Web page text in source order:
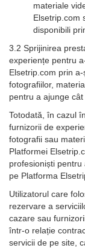
materiale
Elsetrip.com
disponibili
3.2 Sprijinirea
experiențe pentru
Elsetrip.com prin
fotografiilor,
pentru a ajunge
Totodată, în cazul
furnizorii de
fotografii sau
Platformei
profesioniști
pe Platforma
Utilizatorul care
rezervare a
cazare sau
într-o relație
servicii de pe site,